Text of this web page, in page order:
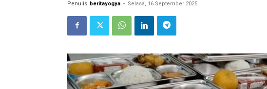
Penulis beritayogya - Selasa, 16 September 2025